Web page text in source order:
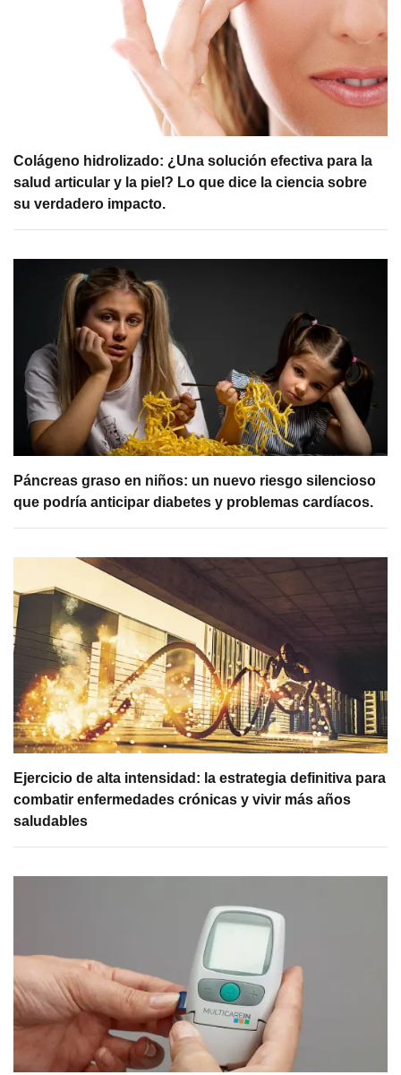
Colágeno hidrolizado: ¿Una solución efectiva para la
salud articular y la piel? Lo que dice la ciencia sobre
su verdadero impacto.
Páncreas graso en niños: un nuevo riesgo silencioso
que podría anticipar diabetes y problemas cardíacos.
Ejercicio de alta intensidad: la estrategia definitiva para
combatir enfermedades crónicas y vivir más años
saludables